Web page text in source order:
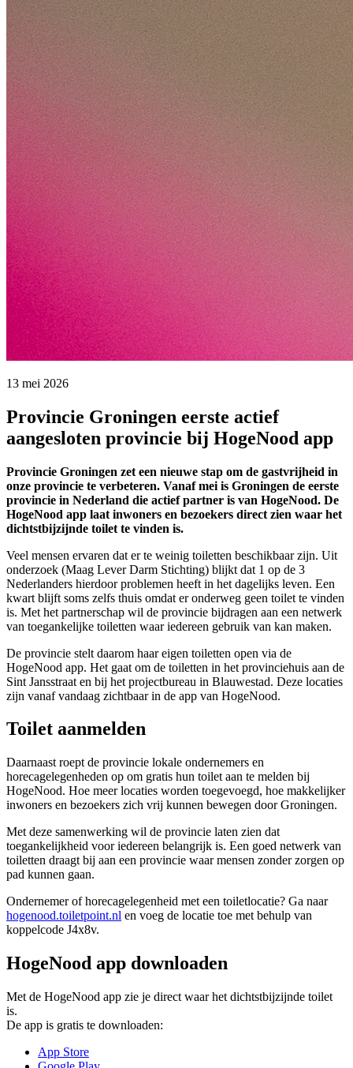
13 mei 2026
Provincie Groningen eerste actief
aangesloten provincie bij HogeNood app
Provincie Groningen zet een nieuwe stap om de gastvrijheid in
onze provincie te verbeteren. Vanaf mei is Groningen de eerste
provincie in Nederland die actief partner is van HogeNood. De
HogeNood app laat inwoners en bezoekers direct zien waar het
dichtstbijzijnde toilet te vinden is.
Veel mensen ervaren dat er te weinig toiletten beschikbaar zijn. Uit
onderzoek (Maag Lever Darm Stichting) blijkt dat 1 op de 3
Nederlanders hierdoor problemen heeft in het dagelijks leven. Een
kwart blijft soms zelfs thuis omdat er onderweg geen toilet te vinden
is. Met het partnerschap wil de provincie bijdragen aan een netwerk
van toegankelijke toiletten waar iedereen gebruik van kan maken.
De provincie stelt daarom haar eigen toiletten open via de
HogeNood app. Het gaat om de toiletten in het provinciehuis aan de
Sint Jansstraat en bij het projectbureau in Blauwestad. Deze locaties
zijn vanaf vandaag zichtbaar in de app van HogeNood.
Toilet aanmelden
Daarnaast roept de provincie lokale ondernemers en
horecagelegenheden op om gratis hun toilet aan te melden bij
HogeNood. Hoe meer locaties worden toegevoegd, hoe makkelijker
inwoners en bezoekers zich vrij kunnen bewegen door Groningen.
Met deze samenwerking wil de provincie laten zien dat
toegankelijkheid voor iedereen belangrijk is. Een goed netwerk van
toiletten draagt bij aan een provincie waar mensen zonder zorgen op
pad kunnen gaan.
Ondernemer of horecagelegenheid met een toiletlocatie? Ga naar
hogenood.toiletpoint.nl en voeg de locatie toe met behulp van
koppelcode J4x8v.
HogeNood app downloaden
Met de HogeNood app zie je direct waar het dichtstbijzijnde toilet
is.
De app is gratis te downloaden:
App Store